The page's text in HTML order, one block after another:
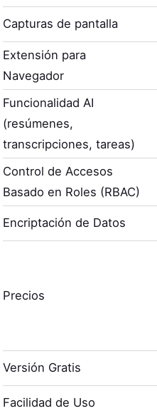
Capturas de pantalla
Extensión para
Navegador
Funcionalidad AI
(resúmenes,
transcripciones, tareas)
Control de Accesos
Basado en Roles (RBAC)
Encriptación de Datos
Precios
Versión Gratis
Facilidad de Uso